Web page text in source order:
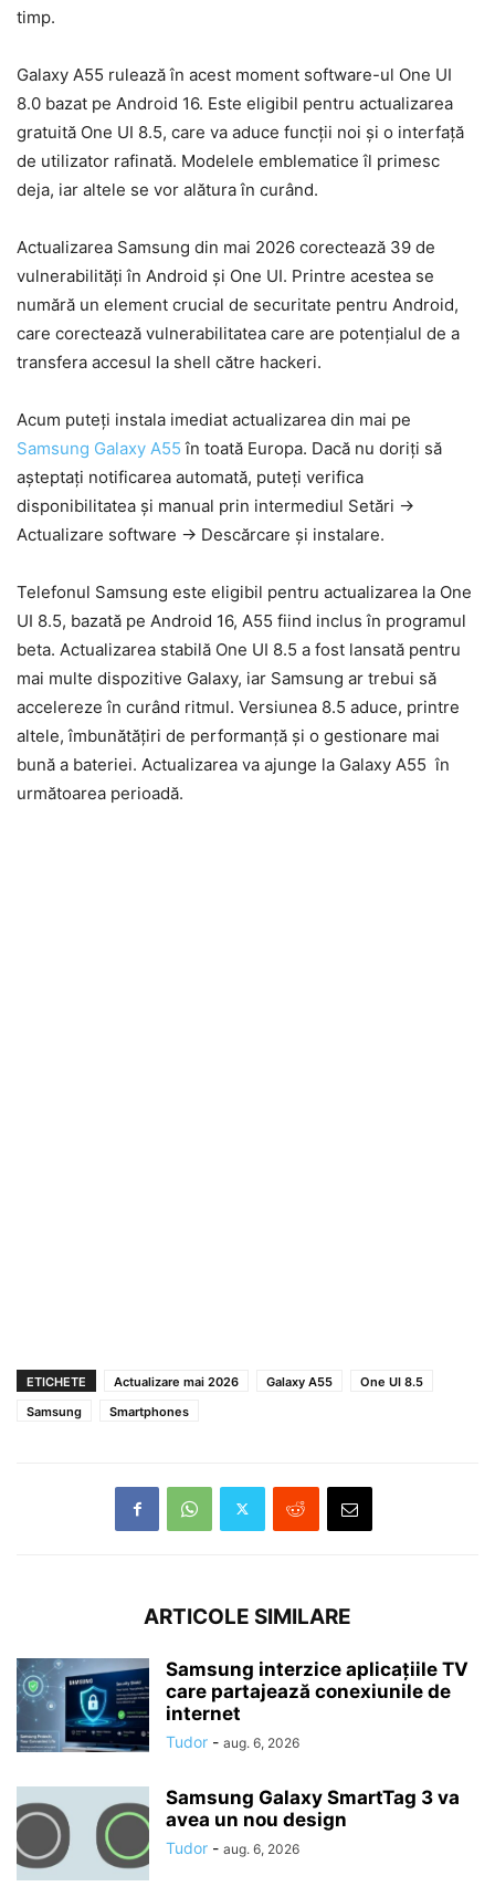
timp.
Galaxy A55 rulează în acest moment software-ul One UI
8.0 bazat pe Android 16. Este eligibil pentru actualizarea
gratuită One UI 8.5, care va aduce funcții noi și o interfață
de utilizator rafinată. Modelele emblematice îl primesc
deja, iar altele se vor alătura în curând.
Actualizarea Samsung din mai 2026 corectează 39 de
vulnerabilități în Android și One UI. Printre acestea se
numără un element crucial de securitate pentru Android,
care corectează vulnerabilitatea care are potențialul de a
transfera accesul la shell către hackeri.
Acum puteți instala imediat actualizarea din mai pe
Samsung Galaxy A55 în toată Europa. Dacă nu doriți să
așteptați notificarea automată, puteți verifica
disponibilitatea și manual prin intermediul Setări ->
Actualizare software -> Descărcare și instalare.
Telefonul Samsung este eligibil pentru actualizarea la One
UI 8.5, bazată pe Android 16, A55 fiind inclus în programul
beta. Actualizarea stabilă One UI 8.5 a fost lansată pentru
mai multe dispozitive Galaxy, iar Samsung ar trebui să
accelereze în curând ritmul. Versiunea 8.5 aduce, printre
altele, îmbunătățiri de performanță și o gestionare mai
bună a bateriei. Actualizarea va ajunge la Galaxy A55 în
următoarea perioadă.
ETICHETE Actualizare mai 2026 Galaxy A55
One UI 8.5
Samsung
Smartphones
ARTICOLE SIMILARE
Samsung interzice aplicațiile TV
care partajează conexiunile de
internet
Tudor - aug. 6, 2026
Samsung Galaxy SmartTag 3 va
avea un nou design
Tudor - aug. 6, 2026